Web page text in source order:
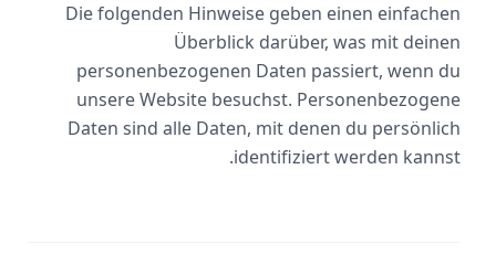
Die folgenden Hinweise geben einen einfachen
Überblick darüber, was mit deinen
personenbezogenen Daten passiert, wenn du
unsere Website besuchst. Personenbezogene
Daten sind alle Daten, mit denen du persönlich
identifiziert werden kannst.